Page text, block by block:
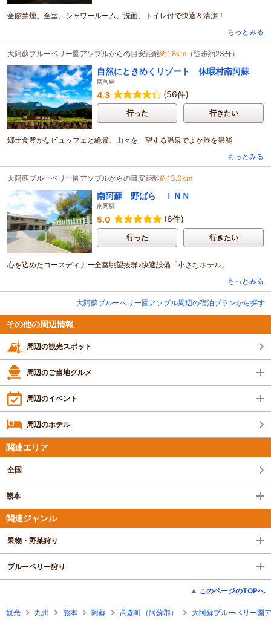
全館禁煙。全室、シャワールーム、洗面、トイレ付で快適＆清潔！
もっとみる
大阿蘇ブルーベリー園アソブルからの目安距離約1.8km （徒歩約23分）
自然にときめくリゾート 休暇村南阿蘇
南阿蘇
4.3 (56件)
行った 行きたい
郷土食豊かなビュッフェと絶景、山々を一望する温泉でよか旅を堪能
もっとみる
大阿蘇ブルーベリー園アソブルからの目安距離約13.0km
南阿蘇 野ばら ＩＮＮ
南阿蘇
5.0 (6件)
行った 行きたい
心を込めたコースディナー全室眺望抜群♪快適設備「小さなホテル」
もっとみる
大阿蘇ブルーベリー園アソブル周辺の宿泊プランから探す
その他の周辺情報
周辺の観光スポット
周辺のご当地グルメ
周辺のイベント
周辺のホテル
関連エリア
全国
熊本
関連ジャンル
果物・野菜狩り
ブルーベリー狩り
このページのTOPへ
観光 九州 熊本 阿蘇 高森町（阿蘇郡） 大阿蘇ブルーベリー園